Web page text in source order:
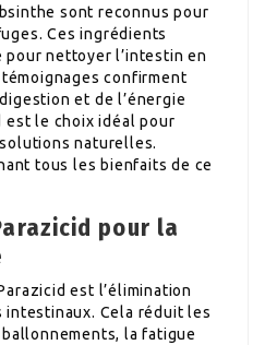
sont reconnus pour
Ces ingrédients
nettoyer l’intestin en
confirment
et de l’énergie
est le choix idéal pour
naturelles.
tous les bienfaits de ce
pour la
est l’élimination
Cela réduit les
la fatigue